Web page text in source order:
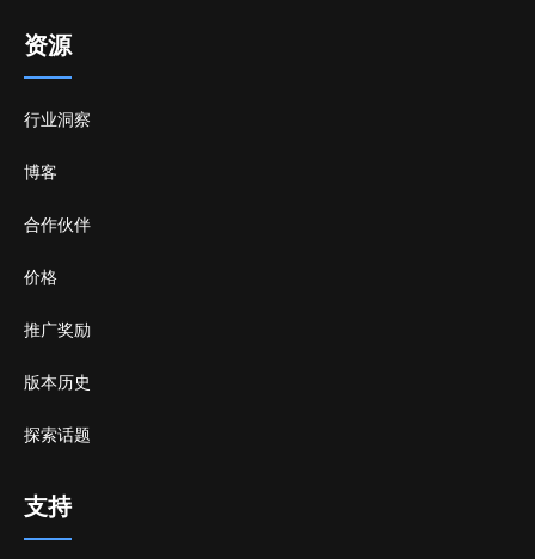
资源
行业洞察
博客
合作伙伴
价格
推广奖励
版本历史
探索话题
支持